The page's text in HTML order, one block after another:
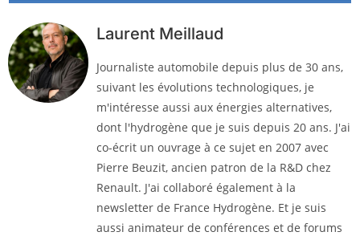
Laurent Meillaud
Journaliste automobile depuis plus de 30 ans,
suivant les évolutions technologiques, je
m'intéresse aussi aux énergies alternatives,
dont l'hydrogène que je suis depuis 20 ans. J'ai
co-écrit un ouvrage à ce sujet en 2007 avec
Pierre Beuzit, ancien patron de la R&D chez
Renault. J'ai collaboré également à la
newsletter de France Hydrogène. Et je suis
aussi animateur de conférences et de forums